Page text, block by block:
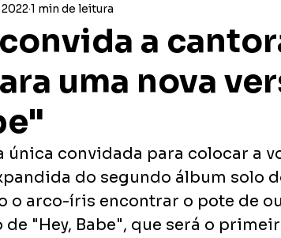
a
uma nova
1 min de leitura
única convidada para colocar a
do segundo álbum solo
o arco-íris encontrar o pote de
"Hey, Babe", que será o